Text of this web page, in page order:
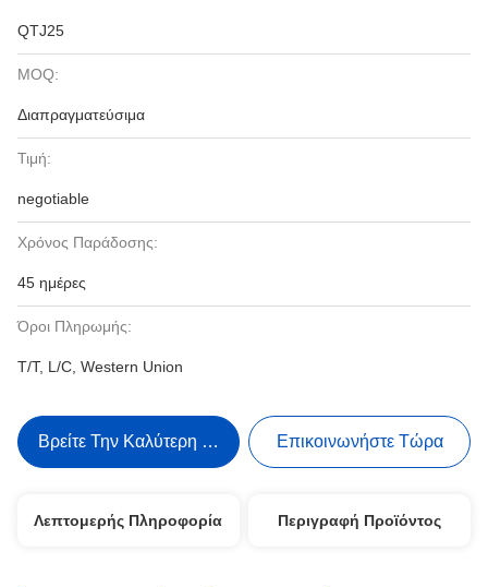
QTJ25
MOQ:
Διαπραγματεύσιμα
Τιμή:
negotiable
Χρόνος Παράδοσης:
45 ημέρες
Όροι Πληρωμής:
T/T, L/C, Western Union
Βρείτε Την Καλύτερη Τιμή Επικοινωνήστε Τώρα
Λεπτομερής Πληροφορία Περιγραφή Προϊόντος